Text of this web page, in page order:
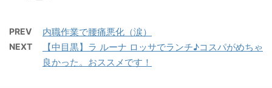
PREV 内職作業で腰痛悪化（涙）
NEXT
【中目黒】ラ ルーナ ロッサでランチ♪コスパがめちゃ
良かった。おススメです！